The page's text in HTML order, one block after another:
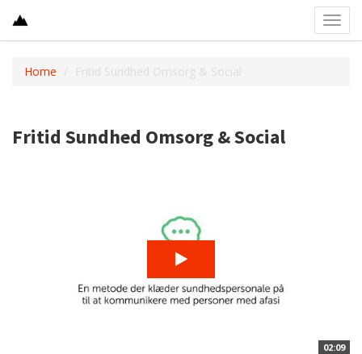
Home Fritid Sundhed Omsorg & Social
Fritid Sundhed Omsorg & Social
02:09